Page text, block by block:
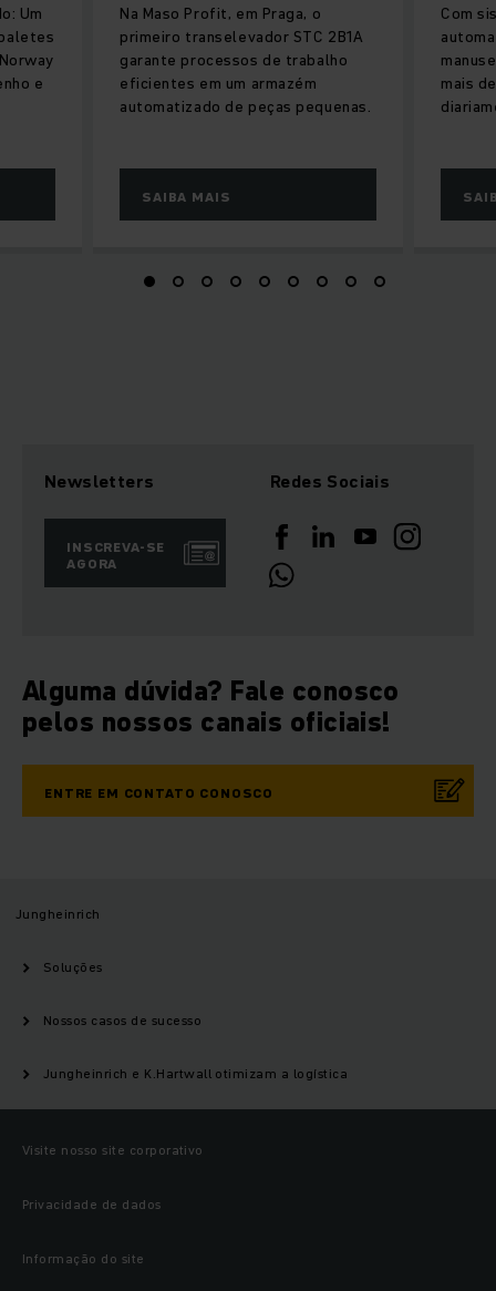
Na Maso Profit, em Praga, o
primeiro transelevador STC 2B1A
garante processos de trabalho
eficientes em um armazém
automatizado de peças pequenas.
SAIBA MAIS
Com
mais
Um
e
Newsletters
INSCREVA-SE
AGORA
Redes Sociais
Alguma dúvida? Fale conosco
pelos nossos canais oficiais!
ENTRE EM CONTATO CONOSCO
Jungheinrich
Soluções
Nossos casos de sucesso
Jungheinrich e K.Hartwall otimizam a logística
Visite nosso site corporativo
Privacidade de dados
Informação do site